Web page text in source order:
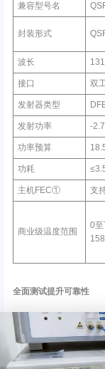
兼容型号名
封装形式
波长
接口 双
发射器类型
发射功率 -
功率预算
功耗
主机FEC① 支
商业级温度范围
0
全面测试提升可靠性